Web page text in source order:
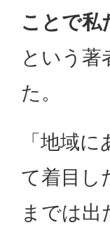
ことで私
という
た。
「地域
て着目し
までは